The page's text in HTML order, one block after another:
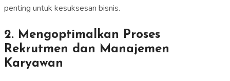
penting untuk kesuksesan bisnis.
2. Mengoptimalkan Proses
Rekrutmen dan Manajemen
Karyawan